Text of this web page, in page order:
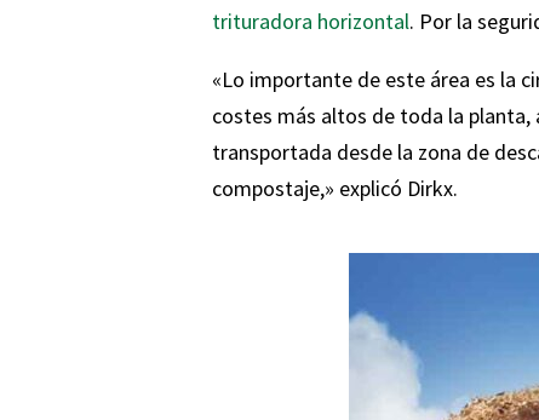
trituradora horizontal. Por la
«Lo importante de este área es la
costes más altos de toda la
transportada desde la zona de
compostaje,» explicó Dirkx.